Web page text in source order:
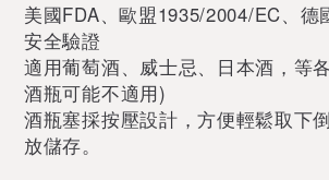
美國FDA、歐盟1935/2004/EC、德
安全驗證
適用葡萄酒、威士忌、日本酒，等
酒瓶可能不適用)
酒瓶塞採按壓設計，方便輕鬆取下
放儲存。